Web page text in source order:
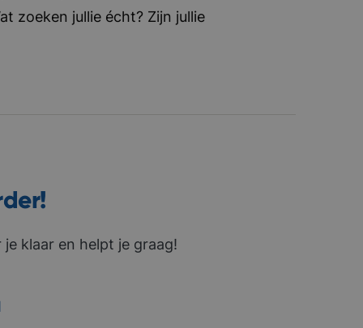
zoeken jullie écht? Zijn jullie
klaar en helpt je graag!